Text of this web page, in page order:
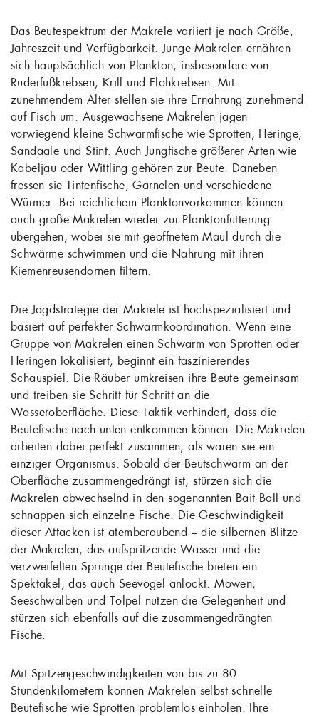
Das Beutespektrum der Makrele variiert je nach Größe,
Jahreszeit und Verfügbarkeit. Junge Makrelen ernähren
sich hauptsächlich von Plankton, insbesondere von
Ruderfußkrebsen, Krill und Flohkrebsen. Mit
zunehmendem Alter stellen sie ihre Ernährung zunehmend
auf Fisch um. Ausgewachsene Makrelen jagen
vorwiegend kleine Schwarmfische wie Sprotten, Heringe,
Sandaale und Stint. Auch Jungfische größerer Arten wie
Kabeljau oder Wittling gehören zur Beute. Daneben
fressen sie Tintenfische, Garnelen und verschiedene
Würmer. Bei reichlichem Planktonvorkommen können
auch große Makrelen wieder zur Planktonfütterung
übergehen, wobei sie mit geöffnetem Maul durch die
Schwärme schwimmen und die Nahrung mit ihren
Kiemenreusendornen filtern.
Die Jagdstrategie der Makrele ist hochspezialisiert und
basiert auf perfekter Schwarmkoordination. Wenn eine
Gruppe von Makrelen einen Schwarm von Sprotten oder
Heringen lokalisiert, beginnt ein faszinierendes
Schauspiel. Die Räuber umkreisen ihre Beute gemeinsam
und treiben sie Schritt für Schritt an die
Wasseroberfläche. Diese Taktik verhindert, dass die
Beutefische nach unten entkommen können. Die Makrelen
arbeiten dabei perfekt zusammen, als wären sie ein
einziger Organismus. Sobald der Beutschwarm an der
Oberfläche zusammengedrängt ist, stürzen sich die
Makrelen abwechselnd in den sogenannten Bait Ball und
schnappen sich einzelne Fische. Die Geschwindigkeit
dieser Attacken ist atemberaubend – die silbernen Blitze
der Makrelen, das aufspritzende Wasser und die
verzweifelten Sprünge der Beutefische bieten ein
Spektakel, das auch Seevögel anlockt. Möwen,
Seeschwalben und Tölpel nutzen die Gelegenheit und
stürzen sich ebenfalls auf die zusammengedrängten
Fische.
Mit Spitzengeschwindigkeiten von bis zu 80
Stundenkilometern können Makrelen selbst schnelle
Beutefische wie Sprotten problemlos einholen. Ihre